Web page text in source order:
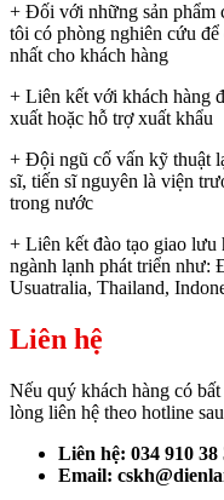
+ Đối với những sản phẩm
tôi có phòng nghiên cứu
nhất cho khách hàng
+ Liên kết với khách hàng
xuất hoặc hỗ trợ xuất khẩu
+ Đội ngũ cố vấn kỹ thuật
sĩ, tiến sĩ nguyên là viện
trong nước
+ Liên kết đào tạo giao
ngành lạnh phát triển như:
Usuatralia, Thailand,
Liên hệ
Nếu quý khách hàng có
lòng liên hệ theo hotline
Liên hệ: 034 910 38
Email: